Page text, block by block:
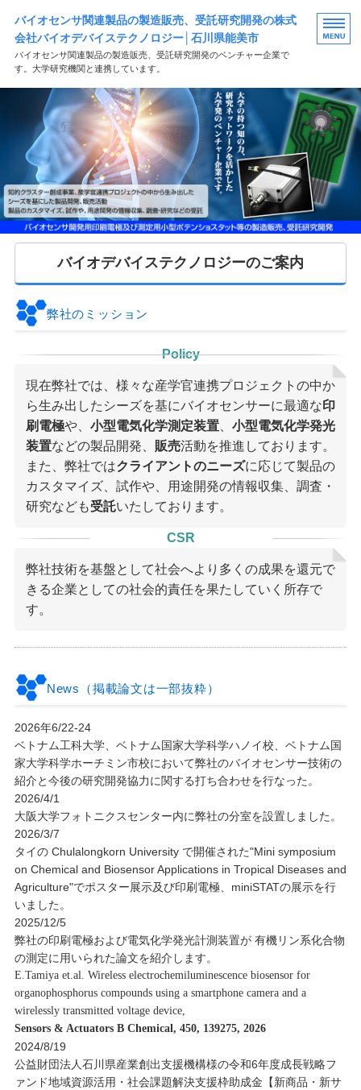
バイオセンサ関連製品の製造販売、受託研究開発の株式
会社バイオデバイステクノロジー│石川県能美市
バイオセンサ関連製品の製造販売、受託研究開発のベンチャー企業で
す。大学研究機関と連携しています。
HOME
製品案内
研究・開発受託案内
会社概要
お問い合わせ
バイオデバイステクノロジーのご案内
弊社のミッション
Policy
現在弊社では、様々な産学官連携プロジェクトの中か
ら生み出したシーズを基にバイオセンサーに最適な 印
刷電極や、 小型電気化学測定装置、 小型電気化学発光
装置などの製品開発、 販売活動を推進しております。
また、弊社ではクライアントのニーズに応じて製品の
カスタマイズ、試作や、用途開発の情報収集、調査・
研究なども受託いたしております。
CSR
弊社技術を基盤として社会へより多くの成果を還元で
きる企業としての社会的責任を果たしていく所存で
す。
News（掲載論文は一部抜粋）
2026年6/22-24
ベトナム工科大学、ベトナム国家大学科学ハノイ校、ベトナム国
家大学科学ホーチミン市校において弊社のバイオセンサー技術の
紹介と今後の研究開発協力に関する打ち合わせを行なった。
2026/4/1
大阪大学フォトニクスセンター内に弊社の分室を設置しました。
2026/3/7
タイの Chulalongkorn University で開催された"Mini symposium
on Chemical and Biosensor Applications in Tropical Diseases and
Agriculture"でポスター展示及び印刷電極、miniSTATの展示を行
いました。
2025/12/5
弊社の印刷電極および電気化学発光計測装置が 有機リン系化合物
の測定に用いられた論文を紹介します。
E.Tamiya et.al. Wireless electrochemiluminescence biosensor for
organophosphorus compounds using a smartphone camera and a
wirelessly transmitted voltage device,
Sensors & Actuators B Chemical, 450, 139275, 2026
2024/8/19
公益財団法人石川県産業創出支援機構様の令和6年度成長戦略フ
ァンド地域資源活用・社会課題解決支援枠助成金【新商品・新サ